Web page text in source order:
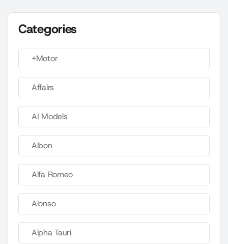
Categories
+Motor
Affairs
AI Models
Albon
Alfa Romeo
Alonso
Alpha Tauri